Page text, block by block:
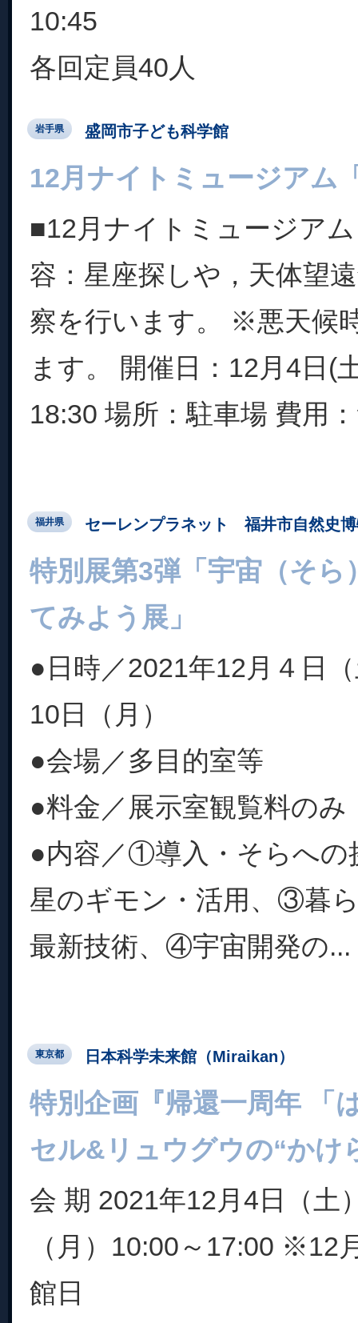
10:45
各回定員40人
岩手県 盛岡市子ども科学館
12月ナイトミュージアム
■12月ナイトミュージア
容：星座探しや，天体望
察を行います。 ※悪天候
ます。 開催日：12月4日(
18:30 場所：駐車場 費用
福井県 セーレンプラネット 福井市自然史
特別展第3弾「宇宙（そら
てみよう展」
●日時／2021年12月４日
10日（月）
●会場／多目的室等
●料金／展示室観覧料のみ
●内容／①導入・そらへ
星のギモン・活用、③暮
最新技術、④宇宙開発の...
東京都 日本科学未来館（Miraikan）
特別企画『帰還一周年 「
セル&リュウグウの“かけ
会 期 2021年12月4日（土
（月）10:00～17:00 ※12
館日